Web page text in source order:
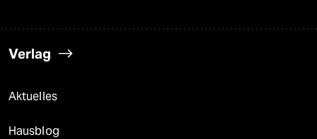
Verlag
Aktuelles
Hausblog